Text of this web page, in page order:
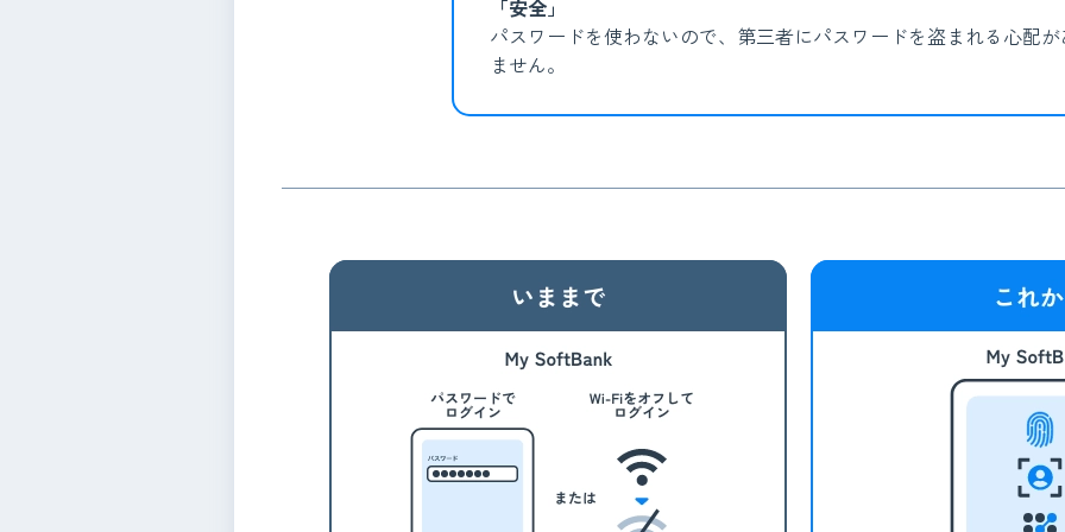
「安全」
パスワードを使わないので、第三者にパスワードを盗まれる心配
ません。